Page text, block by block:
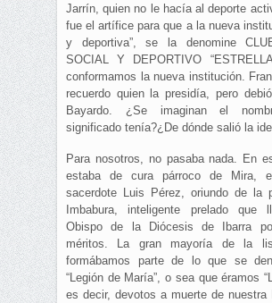
Jarrín, quien no le hacía al deporte
fue el artífice para que a la nueva
y deportiva”, se la denomine
SOCIAL Y DEPORTIVO
conformamos la nueva institución.
recuerdo quien la presidía, pero
Bayardo. ¿Se imaginan el
significado tenía?¿De dónde salió la
Para nosotros, no pasaba nada. En
estaba de cura párroco de Mira,
sacerdote Luis Pérez, oriundo de la
Imbabura, inteligente prelado que
Obispo de la Diócesis de Ibarra
méritos. La gran mayoría de la
formábamos parte de lo que se
“Legión de María”, o sea que éramos
es decir, devotos a muerte de nuestra